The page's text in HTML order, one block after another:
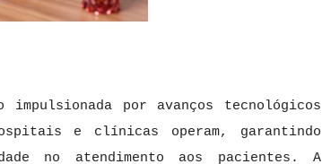
por avanços tecnológicos
e clínicas operam, garantindo
no atendimento aos pacientes. A